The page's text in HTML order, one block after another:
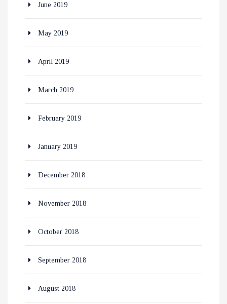
June 2019
May 2019
April 2019
March 2019
February 2019
January 2019
December 2018
November 2018
October 2018
September 2018
August 2018